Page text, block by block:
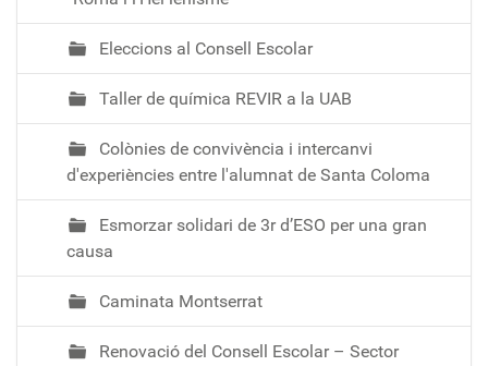
Eleccions al Consell Escolar
Taller de química REVIR a la UAB
Colònies de convivència i intercanvi
d'experiències entre l'alumnat de Santa Coloma
Esmorzar solidari de 3r d’ESO per una gran
causa
Caminata Montserrat
Renovació del Consell Escolar – Sector